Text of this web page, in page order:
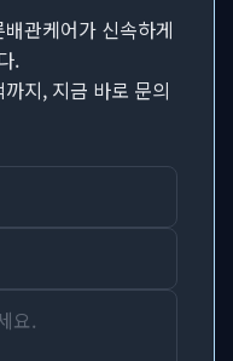
관케어가 신속하게
.
지, 지금 바로 문의